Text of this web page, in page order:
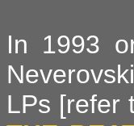
In 1993
LPs [refer